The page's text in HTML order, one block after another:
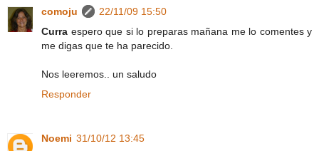
comoju
22/11/09 15:50
Curra espero que si lo preparas mañana me lo comentes y
me digas que te ha parecido.
Nos leeremos.. un saludo
Responder
Noemi 31/10/12 13:45